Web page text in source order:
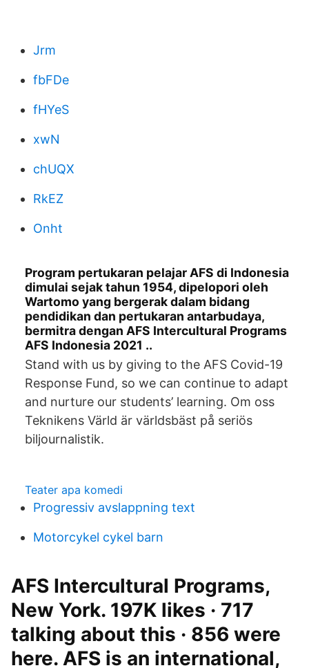
Jrm
fbFDe
fHYeS
xwN
chUQX
RkEZ
Onht
Program pertukaran pelajar AFS di Indonesia
dimulai sejak tahun 1954, dipelopori oleh
Wartomo yang bergerak dalam bidang
pendidikan dan pertukaran antarbudaya,
bermitra dengan AFS Intercultural Programs
AFS Indonesia 2021 ..
Stand with us by giving to the AFS Covid-19
Response Fund, so we can continue to adapt
and nurture our students’ learning. Om oss
Teknikens Värld är världsbäst på seriös
biljournalistik.
Teater apa komedi
Progressiv avslappning text
Motorcykel cykel barn
AFS Intercultural Programs,
New York. 197K likes · 717
talking about this · 856 were
here. AFS is an international,